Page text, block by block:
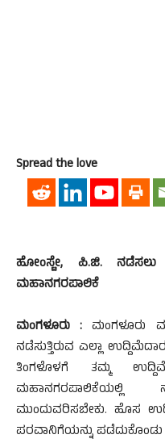
Spread the love
ಹೋಂಸ್ಟೇ, ಪಿ.ಜಿ.
ಮಹಾನಗರಪಾಲಿಕೆ
ಮಂಗಳೂರು : ಮಂಗಳೂರು
ನಡೆಸುತ್ತಿರುವ ಎಲ್ಲಾ
ತಿಂಗಳೊಳಗೆ ತಮ್ಮ
ಮಹಾನಗರಪಾಲಿಕೆಯಲ್ಲಿ
ಮುಂದುವರಿಸಬೇಕು. ಹೊಸ
ಪರವಾನಿಗೆಯನ್ನು